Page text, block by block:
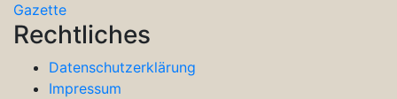
Gazette
Rechtliches
Datenschutzerklärung
Impressum